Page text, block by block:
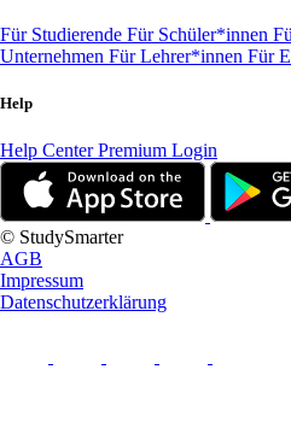
Für Studierende Für Schüler*innen
Unternehmen Für Lehrer*innen Für
Help
Help CenterPremium Login
© StudySmarter
AGB
Impressum
Datenschutzerklärung